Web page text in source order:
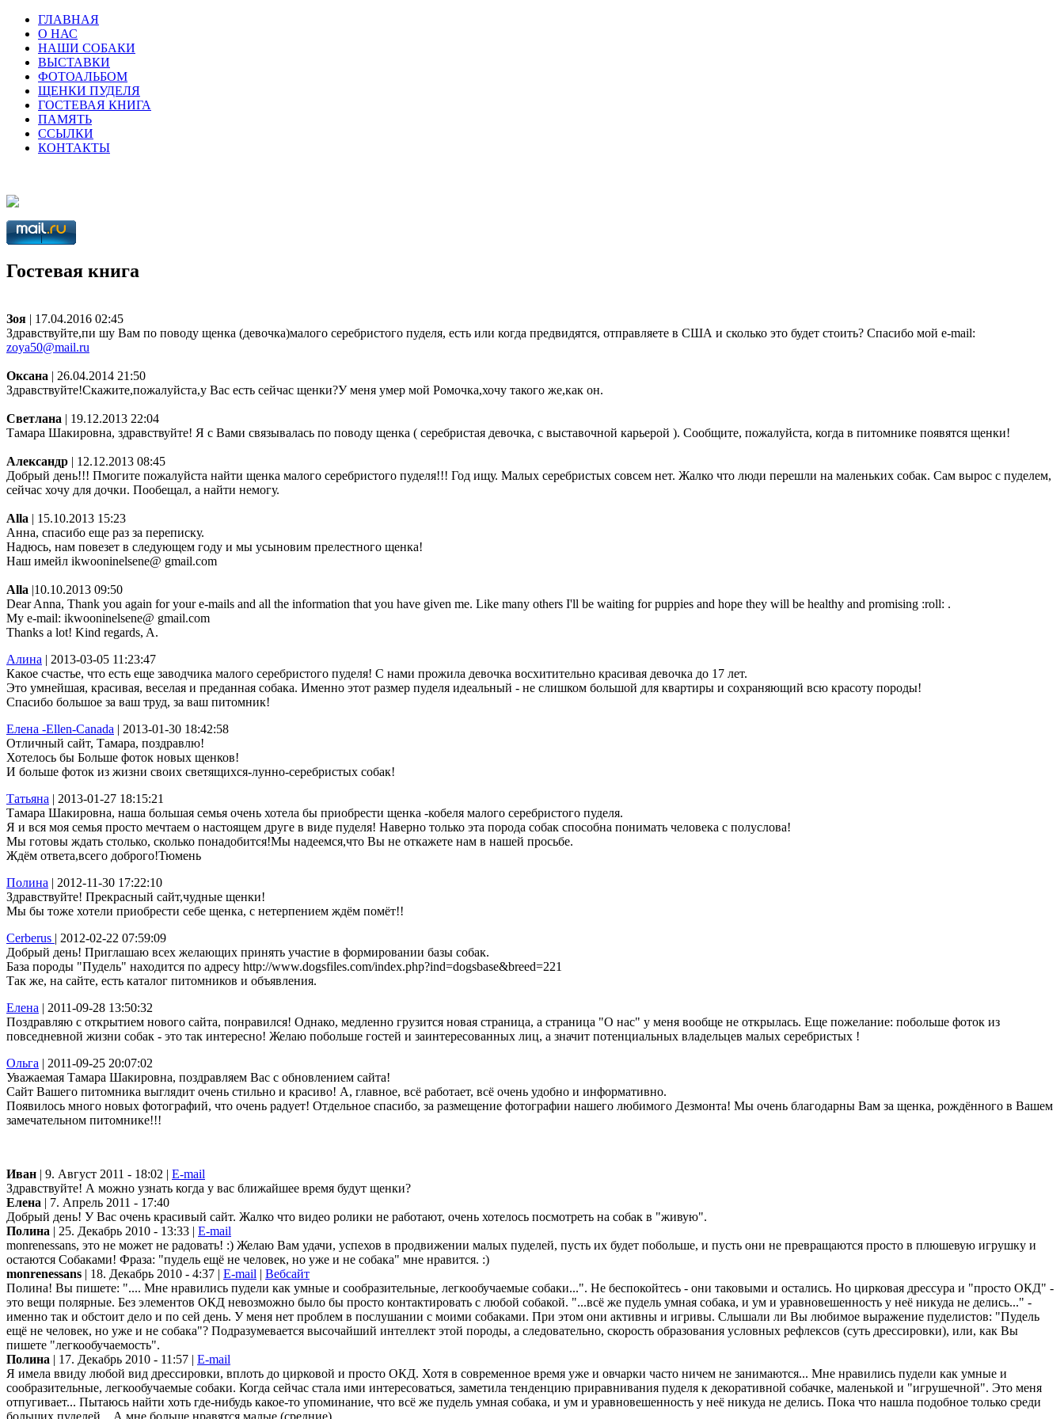
ГЛАВНАЯ
О НАС
НАШИ СОБАКИ
ВЫСТАВКИ
ФОТОАЛЬБОМ
ЩЕНКИ ПУДЕЛЯ
ГОСТЕВАЯ КНИГА
ПАМЯТЬ
ССЫЛКИ
КОНТАКТЫ
Гостевая книга
Зоя | 17.04.2016 02:45
Здравствуйте,пи шу Вам по поводу щенка (девочка)малого серебристого пуделя, есть или когда предвидятся, отправляете в США и сколько это будет стоить? Спасибо мой e-mail:
zoya50@mail.ru
Оксана | 26.04.2014 21:50
Здравствуйте!Скажите,пожалуйста,у Вас есть сейчас щенки?У меня умер мой Ромочка,хочу такого же,как он.
Светлана | 19.12.2013 22:04
Тамара Шакировна, здравствуйте! Я с Вами связывалась по поводу щенка ( серебристая девочка, с выставочной карьерой ). Сообщите, пожалуйста, когда в питомнике появятся щенки!
Александр | 12.12.2013 08:45
Добрый день!!! Пмогите пожалуйста найти щенка малого серебристого пуделя!!! Год ищу. Малых серебристых совсем нет. Жалко что люди перешли на маленьких собак. Сам вырос с пуделем,
сейчас хочу для дочки. Пообещал, а найти немогу.
Аllа | 15.10.2013 15:23
Анна, спасибо еще раз за переписку.
Надюсь, нам повезет в следующем году и мы усыновим прелестного щенка!
Наш имейл ikwooninelsene@ gmail.com
Alla |10.10.2013 09:50
Dear Anna, Thank you again for your e-mails and all the information that you have given me. Like many others I'll be waiting for puppies and hope they will be healthy and promising :roll: .
My e-mail: ikwooninelsene@ gmail.com
Thanks a lot! Kind regards, A.
Алина | 2013-03-05 11:23:47
Какое счастье, что есть еще заводчика малого серебристого пуделя! С нами прожила девочка восхитительно красивая девочка до 17 лет.
Это умнейшая, красивая, веселая и преданная собака. Именно этот размер пуделя идеальный - не слишком большой для квартиры и сохраняющий всю красоту породы!
Спасибо большое за ваш труд, за ваш питомник!
Елена -Ellen-Canada | 2013-01-30 18:42:58
Отличный сайт, Тамара, поздравлю!
Хотелось бы Больше фоток новых щенков!
И больше фоток из жизни своих светящихся-лунно-серебристых собак!
Татьяна | 2013-01-27 18:15:21
Тамара Шакировна, наша большая семья очень хотела бы приобрести щенка -кобеля малого серебристого пуделя.
Я и вся моя семья просто мечтаем о настоящем друге в виде пуделя! Наверно только эта порода собак способна понимать человека с полуслова!
Мы готовы ждать столько, сколько понадобится!Мы надеемся,что Вы не откажете нам в нашей просьбе.
Ждём ответа,всего доброго!Тюмень
Полина | 2012-11-30 17:22:10
Здравствуйте! Прекрасный сайт,чудные щенки!
Мы бы тоже хотели приобрести себе щенка, c нетерпением ждём помёт!!
Cerberus | 2012-02-22 07:59:09
Добрый день! Приглашаю всех желающих принять участие в формировании базы собак.
База породы "Пудель" находится по адресу http://www.dogsfiles.com/index.php?ind=dogsbase&breed=221
Так же, на сайте, есть каталог питомников и объявления.
Елена | 2011-09-28 13:50:32
Поздравляю с открытием нового сайта, понравился! Однако, медленно грузится новая страница, а страница "О нас" у меня вообще не открылась. Еще пожелание: побольше фоток из
повседневной жизни собак - это так интересно! Желаю побольше гостей и заинтересованных лиц, а значит потенциальных владельцев малых серебристых !
Ольга | 2011-09-25 20:07:02
Уважаемая Тамара Шакировна, поздравляем Вас с обновлением сайта!
Сайт Вашего питомника выглядит очень стильно и красиво! А, главное, всё работает, всё очень удобно и информативно.
Появилось много новых фотографий, что очень радует! Отдельное спасибо, за размещение фотографии нашего любимого Дезмонта! Мы очень благодарны Вам за щенка, рождённого в Вашем
замечательном питомнике!!!
Иван | 9. Август 2011 - 18:02 | E-mail
Здравствуйте! А можно узнать когда у вас ближайшее время будут щенки?
Елена | 7. Апрель 2011 - 17:40
Добрый день! У Вас очень красивый сайт. Жалко что видео ролики не работают, очень хотелось посмотреть на собак в "живую".
Полина | 25. Декабрь 2010 - 13:33 | E-mail
monrenessans, это не может не радовать! :) Желаю Вам удачи, успехов в продвижении малых пуделей, пусть их будет побольше, и пусть они не превращаются просто в плюшевую игрушку и
остаются Собаками! Фраза: "пудель ещё не человек, но уже и не собака" мне нравится. :)
monrenessans | 18. Декабрь 2010 - 4:37 | E-mail | Вебсайт
Полина! Вы пишете: ".... Мне нравились пудели как умные и сообразительные, легкообучаемые собаки...". Не беспокойтесь - они таковыми и остались. Но цирковая дрессура и "просто ОКД" -
это вещи полярные. Без элементов ОКД невозможно было бы просто контактировать с любой собакой. "...всё же пудель умная собака, и ум и уравновешенность у неё никуда не делись..." -
именно так и обстоит дело и по сей день. У меня нет проблем в послушании с моими собаками. При этом они активны и игривы. Слышали ли Вы любимое выражение пуделистов: "Пудель
ещё не человек, но уже и не собака"? Подразумевается высочайший интеллект этой породы, а следовательно, скорость образования условных рефлексов (суть дрессировки), или, как Вы
пишете "легкообучаемость".
Полина | 17. Декабрь 2010 - 11:57 | E-mail
Я имела ввиду любой вид дрессировки, вплоть до цирковой и просто ОКД. Хотя в современное время уже и овчарки часто ничем не занимаются... Мне нравились пудели как умные и
сообразительные, легкообучаемые собаки. Когда сейчас стала ими интересоваться, заметила тенденцию приравнивания пуделя к декоративной собачке, маленькой и "игрушечной". Это меня
отпугивает... Пытаюсь найти хоть где-нибудь какое-то упоминание, что всё же пудель умная собака, и ум и уравновешенность у неё никуда не делись. Пока что нашла подобное только среди
больших пуделей... А мне больше нравятся малые (средние).